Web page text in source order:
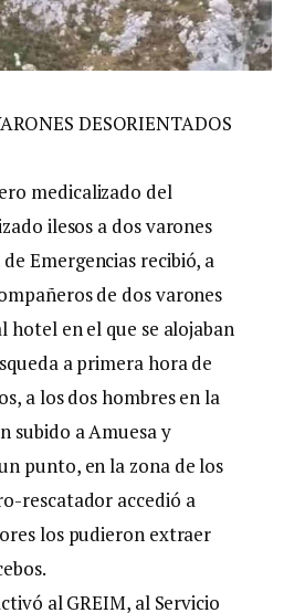
DESORIENTADOS
medicalizado del
ilesos a dos varones
Emergencias recibió, a
de dos varones
hotel en el que se alojaban
a primera hora de
a los dos hombres en la
subido a Amuesa y
punto, en la zona de los
rescatador accedió a
los pudieron extraer
al GREIM, al Servicio